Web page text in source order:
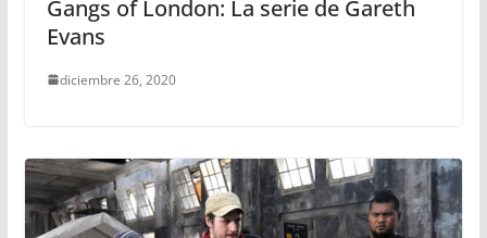
Gangs of London: La serie de Gareth
Evans
diciembre 26, 2020